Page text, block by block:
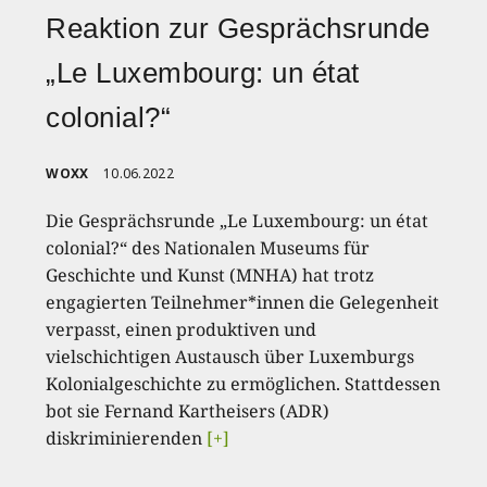
Reaktion zur Gesprächsrunde
„Le Luxembourg: un état
colonial?“
WOXX 10.06.2022
Die Gesprächsrunde „Le Luxembourg: un état
colonial?“ des Nationalen Museums für
Geschichte und Kunst (MNHA) hat trotz
engagierten Teilnehmer*innen die Gelegenheit
verpasst, einen produktiven und
vielschichtigen Austausch über Luxemburgs
Kolonialgeschichte zu ermöglichen. Stattdessen
bot sie Fernand Kartheisers (ADR)
diskriminierenden [+]